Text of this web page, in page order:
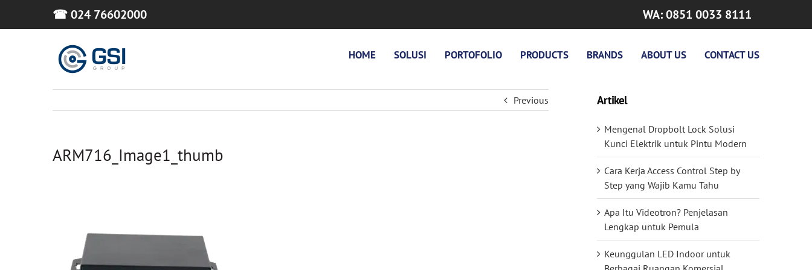
☎ 024 76602000 WA: 0851 0033 8111
HOME SOLUSI PORTOFOLIO PRODUCTS BRANDS ABOUT US CONTACT US
Previous
ARM716_Image1_thumb
Artikel
Mengenal Dropbolt Lock Solusi
Kunci Elektrik untuk Pintu Modern
Cara Kerja Access Control Step by
Step yang Wajib Kamu Tahu
Apa Itu Videotron? Penjelasan
Lengkap untuk Pemula
Keunggulan LED Indoor untuk